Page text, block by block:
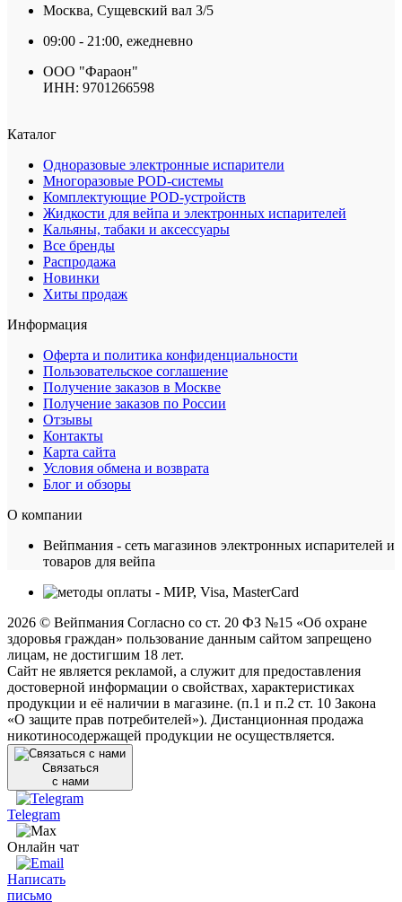
Москва, Сущевский вал 3/5
09:00 - 21:00, ежедневно
ООО "Фараон"
ИНН: 9701266598
Каталог
Одноразовые электронные испарители
Многоразовые POD-системы
Комплектующие POD-устройств
Жидкости для вейпа и электронных испарителей
Кальяны, табаки и аксессуары
Все бренды
Распродажа
Новинки
Хиты продаж
Информация
Оферта и политика конфиденциальности
Пользовательское соглашение
Получение заказов в Москве
Получение заказов по России
Отзывы
Контакты
Карта сайта
Условия обмена и возврата
Блог и обзоры
О компании
Вейпмания - сеть магазинов электронных испарителей и
товаров для вейпа
2026 © Вейпмания Согласно со ст. 20 ФЗ №15 «Об охране
здоровья граждан» пользование данным сайтом запрещено
лицам, не достигшим 18 лет.
Сайт не является рекламой, а служит для предоставления
достоверной информации о свойствах, характеристиках
продукции и её наличии в магазине. (п.1 и п.2 ст. 10 Закона
«О защите прав потребителей»). Дистанционная продажа
никотиносодержащей продукции не осуществляется.
Связаться
с нами
Telegram
Онлайн чат
Написать
письмо